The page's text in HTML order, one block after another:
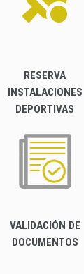
RESERVA
INSTALACIONES
DEPORTIVAS
VALIDACIÓN DE
DOCUMENTOS